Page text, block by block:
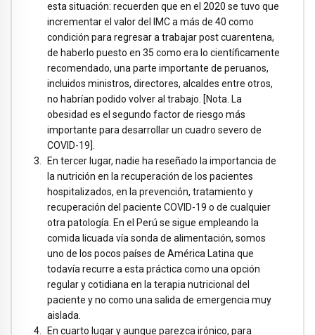
esta situación: recuerden que en el 2020 se tuvo que
incrementar el valor del IMC a más de 40 como
condición para regresar a trabajar post cuarentena,
de haberlo puesto en 35 como era lo científicamente
recomendado, una parte importante de peruanos,
incluidos ministros, directores, alcaldes entre otros,
no habrían podido volver al trabajo. [Nota. La
obesidad es el segundo factor de riesgo más
importante para desarrollar un cuadro severo de
COVID-19].
En tercer lugar, nadie ha reseñado la importancia de
la nutrición en la recuperación de los pacientes
hospitalizados, en la prevención, tratamiento y
recuperación del paciente COVID-19 o de cualquier
otra patología. En el Perú se sigue empleando la
comida licuada vía sonda de alimentación, somos
uno de los pocos países de América Latina que
todavía recurre a esta práctica como una opción
regular y cotidiana en la terapia nutricional del
paciente y no como una salida de emergencia muy
aislada.
En cuarto lugar y aunque parezca irónico, para